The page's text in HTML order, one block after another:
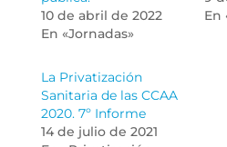
10 de abril de 2022
En «Jornadas»
En
La Privatización
Sanitaria de las CCAA
2020. 7º Informe
14 de julio de 2021